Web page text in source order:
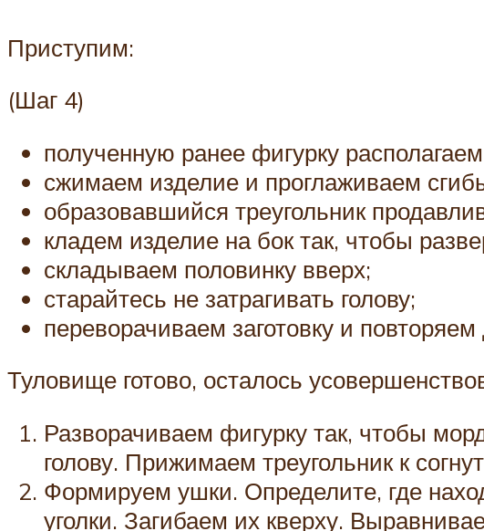
Приступим:
(Шаг 4)
полученную ранее фигурку
сжимаем изделие и проглаживаем
образовавшийся треугольник
кладем изделие на бок так, чтобы
складываем половинку вверх;
старайтесь не затрагивать голову;
переворачиваем заготовку и
Туловище готово, осталось
Разворачиваем фигурку так, чтобы
голову. Прижимаем треугольник к
Формируем ушки. Определите, где
уголки. Загибаем их кверху.